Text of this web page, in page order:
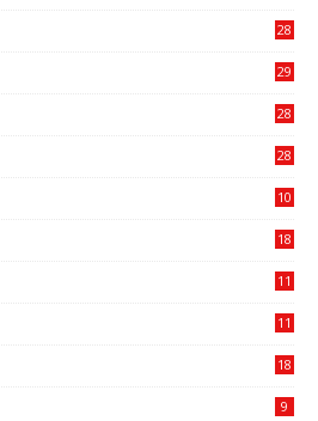
28
29
28
28
10
18
11
11
18
9